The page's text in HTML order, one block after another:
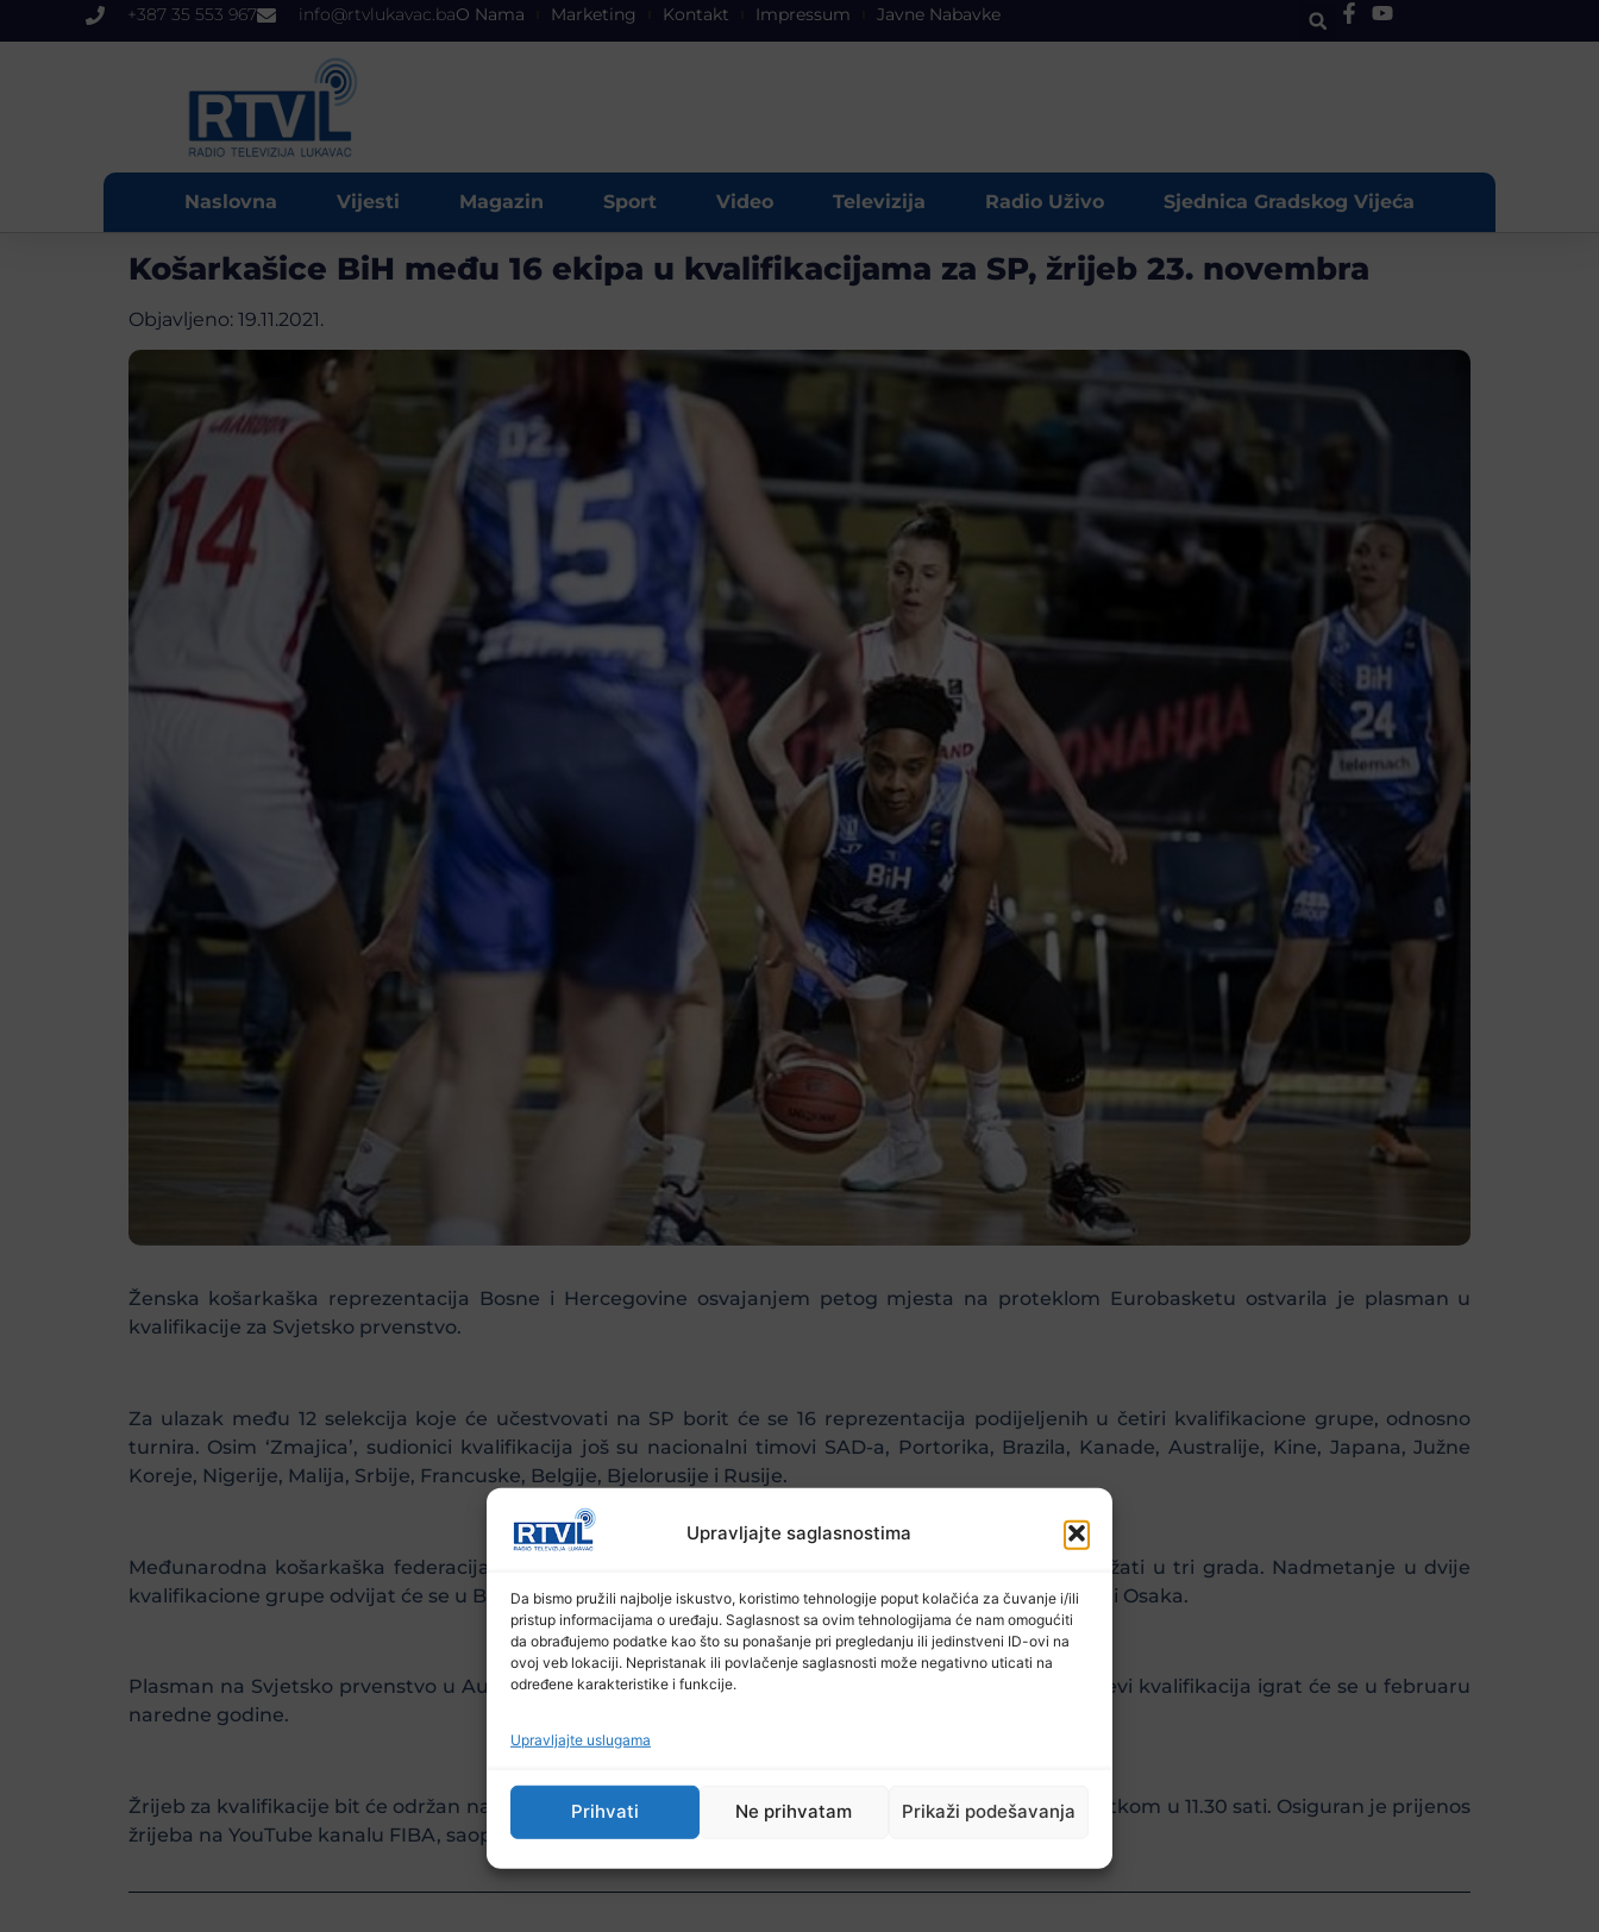
Upravljajte saglasnostima
Da bismo pružili najbolje iskustvo, koristimo tehnologije poput kolačića za čuvanje i/ili
pristup informacijama o uređaju. Saglasnost sa ovim tehnologijama će nam omogućiti
da obrađujemo podatke kao što su ponašanje pri pregledanju ili jedinstveni ID-ovi na
ovoj veb lokaciji. Nepristanak ili povlačenje saglasnosti može negativno uticati na
određene karakteristike i funkcije.
Upravljajte uslugama
Prihvati Ne prihvatam Prikaži podešavanja
+387 35 553 967 info@rtvlukavac.baO Nama Marketing Kontakt Impressum Javne Nabavke
Naslovna Vijesti Magazin Sport Video Televizija Radio Uživo Sjednica Gradskog Vijeća
Košarkašice BiH među 16 ekipa u kvalifikacijama za SP, žrijeb 23. novembra
Objavljeno: 19.11.2021.
Ženska košarkaška reprezentacija Bosne i Hercegovine osvajanjem petog mjesta na proteklom Eurobasketu ostvarila je plasman u
kvalifikacije za Svjetsko prvenstvo.
Za ulazak među 12 selekcija koje će učestvovati na SP borit će se 16 reprezentacija podijeljenih u četiri kvalifikacione grupe, odnosno
turnira. Osim ‘Zmajica’, sudionici kvalifikacija još su nacionalni timovi SAD-a, Portorika, Brazila, Kanade, Australije, Kine, Japana, Južne
Koreje, Nigerije, Malija, Srbije, Francuske, Belgije, Bjelorusije i Rusije.
Međunarodna košarkaška federacija (FIBA) je nacionalnim savezima saopštila da će se turniri održati u tri grada. Nadmetanje u dvije
kvalifikacione grupe odvijat će se u Beogradu, dok će domaćini preostale dvije grupe biti Washington i Osaka.
Plasman na Svjetsko prvenstvo u Australiji ostvarit će po tri najbolje selekcije iz svake grupe, a mečevi kvalifikacija igrat će se u februaru
naredne godine.
Žrijeb za kvalifikacije bit će održan naredne sedmice, tačnije u utorak (23. novembar) u Ženevi, s početkom u 11.30 sati. Osiguran je prijenos
žrijeba na YouTube kanalu FIBA, saopćeno je iz Košarkaškog saveza BiH.